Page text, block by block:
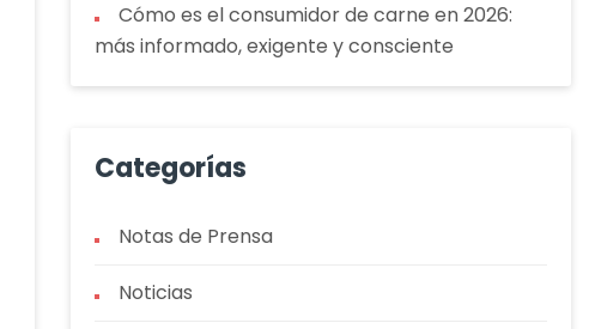
Cómo es el consumidor de carne en 2026:
más informado, exigente y consciente
Categorías
Notas de Prensa
Noticias